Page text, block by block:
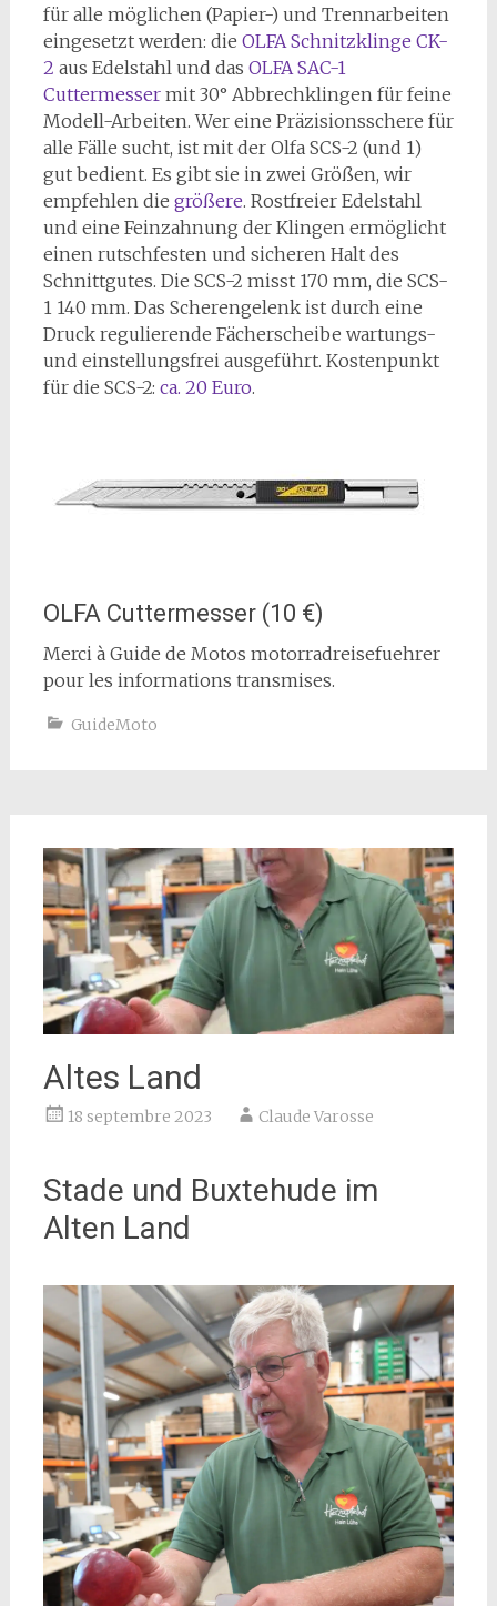
für alle möglichen (Papier-) und Trennarbeiten
eingesetzt werden: die OLFA Schnitzklinge CK-
2 aus Edelstahl und das OLFA SAC-1
Cuttermessermit 30° Abbrechklingen für feine
Modell-Arbeiten. Wer eine Präzisionsschere für
alle Fälle sucht, ist mit der Olfa SCS-2 (und 1)
gut bedient. Es gibt sie in zwei Größen, wir
empfehlen die größere. Rostfreier Edelstahl
und eine Feinzahnung der Klingen ermöglicht
einen rutschfesten und sicheren Halt des
Schnittgutes. Die SCS-2 misst 170 mm, die SCS-
1 140 mm. Das Scherengelenk ist durch eine
Druck regulierende Fächerscheibe wartungs-
und einstellungsfrei ausgeführt. Kostenpunkt
für die SCS-2: ca. 20 Euro.
OLFA Cuttermesser (10 €)
Merci à Guide de Motos motorradreisefuehrer
pour les informations transmises.
GuideMoto
Altes Land
18 septembre 2023 Claude Varosse
Stade und Buxtehude im
Alten Land